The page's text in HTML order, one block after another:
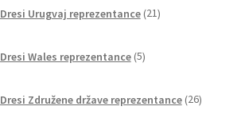
Dresi Urugvaj reprezentance 21izdelkov
Dresi Wales reprezentance 5izdelkov
Dresi Združene države reprezentance 26izdelkov